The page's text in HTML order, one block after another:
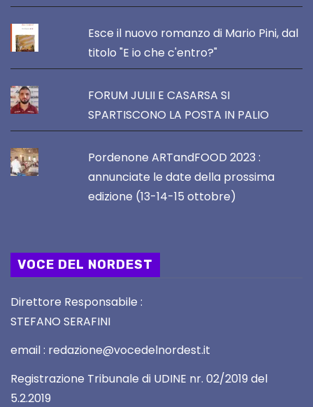
Esce il nuovo romanzo di Mario Pini, dal
titolo "E io che c'entro?"
FORUM JULII E CASARSA SI
SPARTISCONO LA POSTA IN PALIO
Pordenone ARTandFOOD 2023 :
annunciate le date della prossima
edizione (13-14-15 ottobre)
VOCE DEL NORDEST
Direttore Responsabile :
STEFANO SERAFINI
email : redazione@vocedelnordest.it
Registrazione Tribunale di UDINE nr. 02/2019 del
5.2.2019